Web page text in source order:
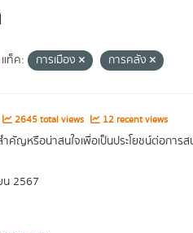
แท็ค: การเมือง การคลัง
2645 total views 12 recent views
ำคัญหรือน่าสนใจเพื่อเป็นประโยชน์ต่อ
2567